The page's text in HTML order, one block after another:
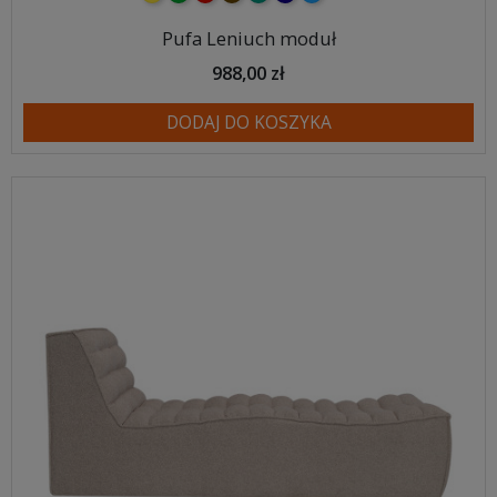
Pufa Leniuch moduł
988,00 zł
DODAJ DO KOSZYKA